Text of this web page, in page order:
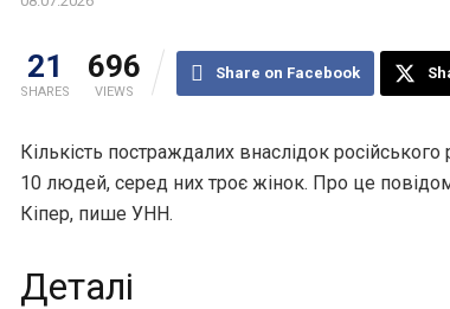
21
SHARES
696
VIEWS
Share on Facebook
Кількість постраждалих внаслідок
10 людей, серед них троє жінок. Про це
Кіпер, пише УНН.
Деталі